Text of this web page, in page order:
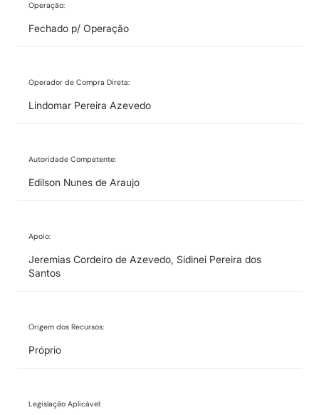
Operação:
Fechado p/ Operação
Operador de Compra Direta:
Lindomar Pereira Azevedo
Autoridade Competente:
Edilson Nunes de Araujo
Apoio:
Jeremias Cordeiro de Azevedo, Sidinei Pereira dos
Santos
Origem dos Recursos:
Próprio
Legislação Aplicável: